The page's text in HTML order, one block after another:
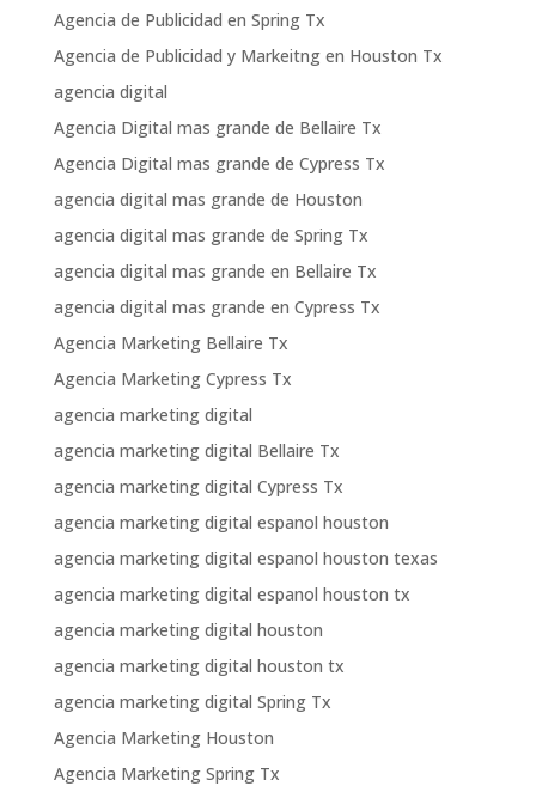
Agencia de Publicidad en Spring Tx
Agencia de Publicidad y Markeitng en Houston Tx
agencia digital
Agencia Digital mas grande de Bellaire Tx
Agencia Digital mas grande de Cypress Tx
agencia digital mas grande de Houston
agencia digital mas grande de Spring Tx
agencia digital mas grande en Bellaire Tx
agencia digital mas grande en Cypress Tx
Agencia Marketing Bellaire Tx
Agencia Marketing Cypress Tx
agencia marketing digital
agencia marketing digital Bellaire Tx
agencia marketing digital Cypress Tx
agencia marketing digital espanol houston
agencia marketing digital espanol houston texas
agencia marketing digital espanol houston tx
agencia marketing digital houston
agencia marketing digital houston tx
agencia marketing digital Spring Tx
Agencia Marketing Houston
Agencia Marketing Spring Tx